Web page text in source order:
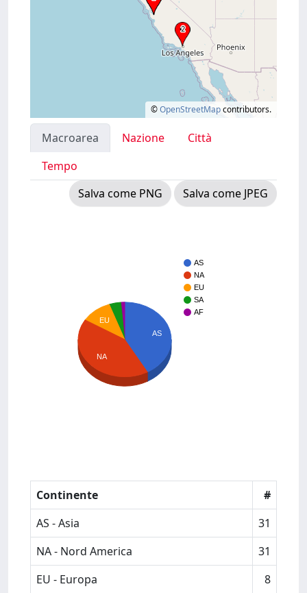
©OpenStreetMapcontributors.
Macroarea Nazione
Città
Tempo
Salva come PNG
Salva come JPEG
AS
NA
EU
SA
AF
AS
EU
NA
Continente
#
AS - Asia
31
NA - Nord America
31
EU - Europa
8